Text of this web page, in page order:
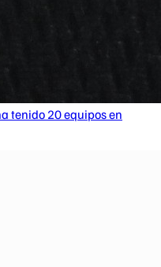
tenido 20 equipos en